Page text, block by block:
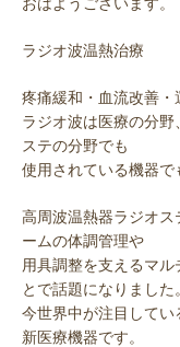
ラジオ波温熱治療
疼痛緩和・血流改善・
ラジオ波は医療の分
ステの分野でも
使用されている機器で
高周波温熱器ラジオ
ームの体調管理や
用具調整を支えるマ
とで話題になりました。
今世界中が注目して
新医療機器です。